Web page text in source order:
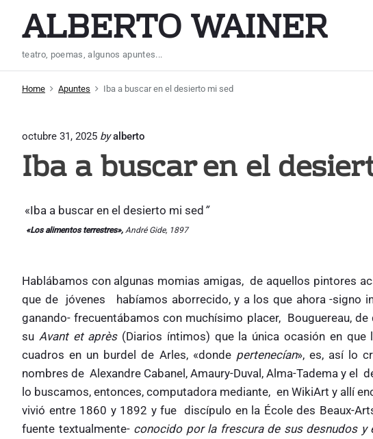
ALBERTO WAINER
teatro, poemas, algunos apuntes...
Home Apuntes Iba a buscar en el desierto mi sed
octubre 31, 2025 by alberto
Iba a buscar en el
«Iba a buscar en el desierto mi sed ”
«Los alimentos terrestres», André Gide, 1897
Hablábamos con algunas momias amigas, de aquellos pintores
que de jóvenes habíamos aborrecido, y a los que ahora -signo
ganando- frecuentábamos con muchísimo placer, Bouguereau,
su Avant et après (Diarios íntimos) que la única ocasión en
cuadros en un burdel de Arles, «donde pertenecían», es, así lo
nombres de Alexandre Cabanel, Amaury-Duval, Alma-Tadema y el
lo buscamos, entonces, computadora mediante, en WikiArt y allí
vivió entre 1860 y 1892 y fue discípulo en la École des Beaux-
fuente textualmente- conocido por la frescura de sus desnudos